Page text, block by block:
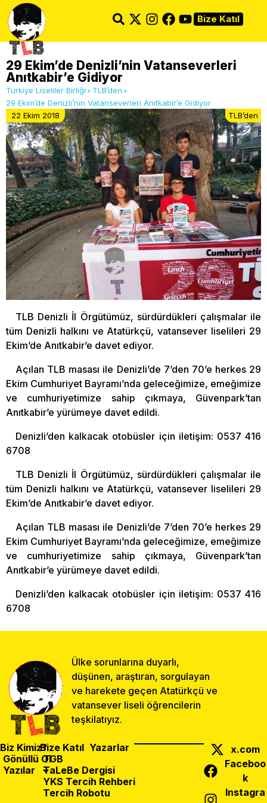
Bize Katıl
29 Ekim’de Denizli’nin Vatanseverleri
Anıtkabir’e Gidiyor
Türkiye Liseliler Birliği
TLB’den
29 Ekim’de Denizli’nin Vatanseverleri Anıtkabir’e Gidiyor
22 Ekim 2018
TLB’den
TLB Denizli İl Örgütümüz, sürdürdükleri çalışmalar ile
tüm Denizli halkını ve Atatürkçü, vatansever liselileri 29
Ekim’de Anıtkabir’e davet ediyor.
Açılan TLB masası ile Denizli’de 7’den 70’e herkes 29
Ekim Cumhuriyet Bayramı’nda geleceğimize, emeğimize
ve cumhuriyetimize sahip çıkmaya, Güvenpark’tan
Anıtkabir’e yürümeye davet edildi.
Denizli’den kalkacak otobüsler için iletişim: 0537 416
6708
TLB Denizli İl Örgütümüz, sürdürdükleri çalışmalar ile
tüm Denizli halkını ve Atatürkçü, vatansever liselileri 29
Ekim’de Anıtkabir’e davet ediyor.
Açılan TLB masası ile Denizli’de 7’den 70’e herkes 29
Ekim Cumhuriyet Bayramı’nda geleceğimize, emeğimize
ve cumhuriyetimize sahip çıkmaya, Güvenpark’tan
Anıtkabir’e yürümeye davet edildi.
Denizli’den kalkacak otobüsler için iletişim: 0537 416
6708
Ülke sorunlarına duyarlı,
düşünen, araştıran, sorgulayan
ve harekete geçen Atatürkçü ve
vatansever liseli öğrencilerin
teşkilatıyız.
Biz Kimiz?
Gönüllü Ol
Yazılar
Bize Katıl Yazarlar
TGB
TaLeBe Dergisi
YKS Tercih Rehberi
Tercih Robotu
x.com
Faceboo
k
Instagra